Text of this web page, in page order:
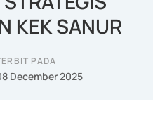
KEK SANUR
PADA
December 2025